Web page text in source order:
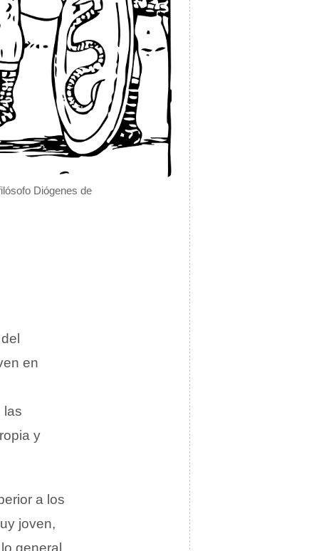
Diógenes de
en
las
y
a los
joven,
general,